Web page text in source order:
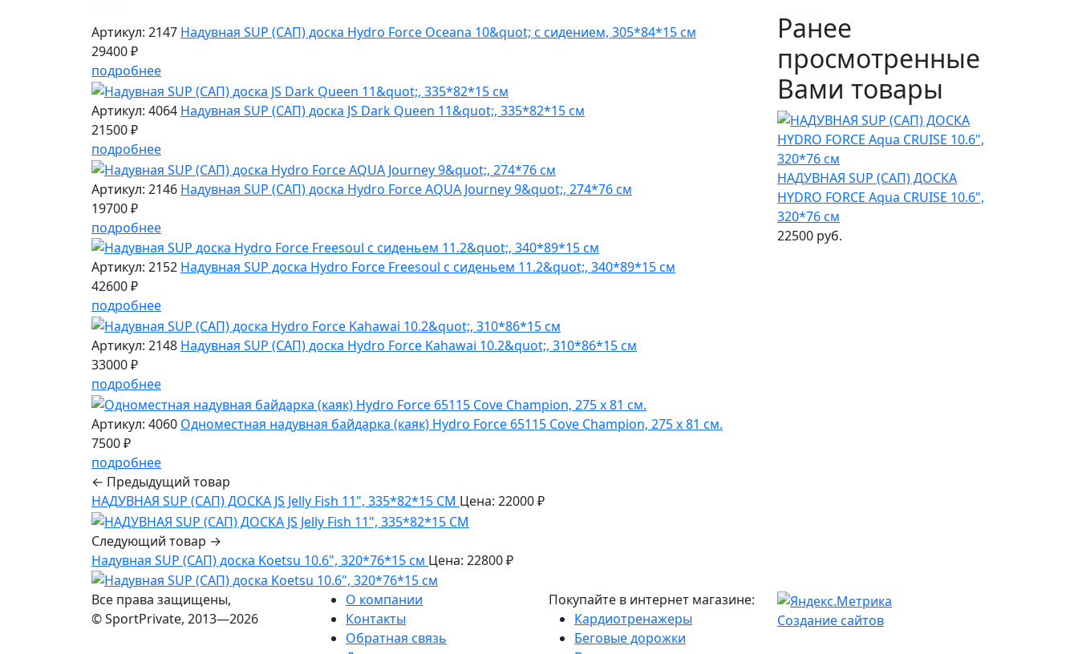
Артикул: 2147 Надувная SUP (САП) доска Hydro Force Oceana 10&quot; с сидением, 305*84*15 см
29400 ₽
подробнее
Артикул: 4064 Надувная SUP (САП) доска JS Dark Queen 11&quot;, 335*82*15 см
21500 ₽
подробнее
Артикул: 2146 Надувная SUP (САП) доска Hydro Force AQUA Journey 9&quot;, 274*76 см
19700 ₽
подробнее
Артикул: 2152 Надувная SUP доска Hydro Force Freesoul с сиденьем 11.2&quot;, 340*89*15 см
42600 ₽
подробнее
Артикул: 2148 Надувная SUP (САП) доска Hydro Force Kahawai 10.2&quot;, 310*86*15 см
33000 ₽
подробнее
Артикул: 4060 Одноместная надувная байдарка (каяк) Hydro Force 65115 Cove Champion, 275 x 81 см.
7500 ₽
подробнее
← Предыдущий товар
НАДУВНАЯ SUP (САП) ДОСКА JS Jelly Fish 11", 335*82*15 СМ Цена: 22000 ₽
Следующий товар →
Надувная SUP (САП) доска Koetsu 10.6", 320*76*15 см Цена: 22800 ₽
Ранее
просмотренные
Вами товары
НАДУВНАЯ SUP (САП) ДОСКА
HYDRO FORCE Aqua CRUISE 10.6",
320*76 см
22500 руб.
Все права защищены,
© SportPrivate, 2013—2026
О компании
Контакты
Обратная связь
Покупайте в интернет магазине:
Кардиотренажеры
Беговые дорожки
Создание сайтов